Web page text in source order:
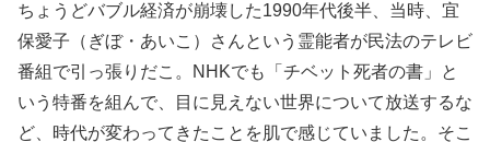
ちょうどバブル経済が崩壊した1990年代後半、当時、宜
保愛子（ぎぼ・あいこ）さんという霊能者が民法のテレビ
番組で引っ張りだこ。NHKでも「チベット死者の書」と
いう特番を組んで、目に見えない世界について放送するな
ど、時代が変わってきたことを肌で感じていました。そこ